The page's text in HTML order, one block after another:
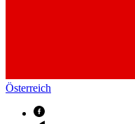
Österreich